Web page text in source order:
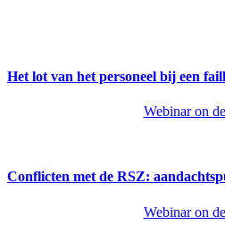
Het lot van het personeel bij een
Webinar on
Conflicten met de RSZ:
Webinar on